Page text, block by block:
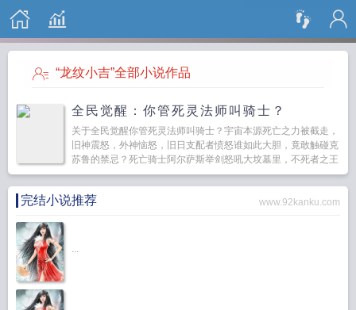
搜 索
“龙纹小吉”全部小说作品
全民觉醒：你管死灵法师叫骑士？
关于全民觉醒你管死灵法师叫骑士？宇宙本源死亡之力被截走，
旧神震怒，外神恼怒，旧日支配者愤怒谁如此大胆，竟敢触碰克
苏鲁的禁忌？死亡骑士阿尔萨斯举剑怒吼大坟墓里，不死者之王
双眼闪烁着红光冰封王座，污妖王怒完再怒至高天之上，...
完结小说推荐 www.92kanku.com
...